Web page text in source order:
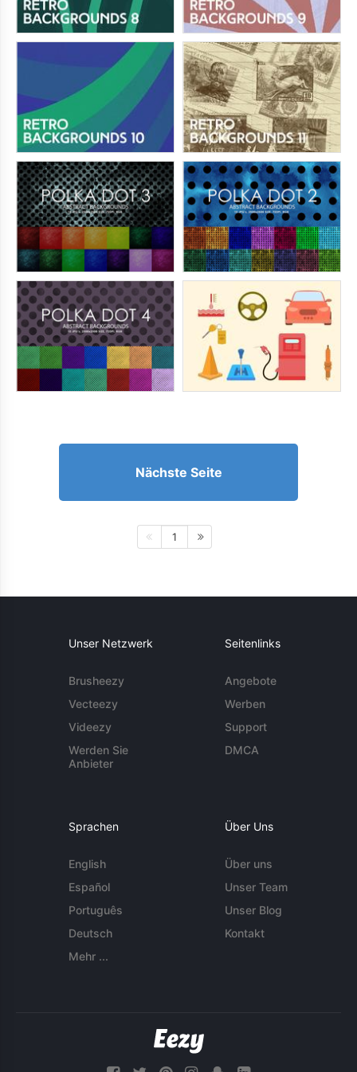
Nächste Seite
1
Unser Netzwerk
Brusheezy
Vecteezy
Videezy
Werden Sie
Anbieter
Seitenlinks
Angebote
Werben
Support
DMCA
Sprachen
English
Español
Português
Deutsch
Mehr ...
Über Uns
Über uns
Unser Team
Unser Blog
Kontakt